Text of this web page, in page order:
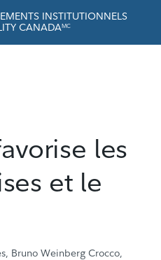
INSTITUTIONNELS
CANADAMC
les
et le
Bruno Weinberg Crocco,